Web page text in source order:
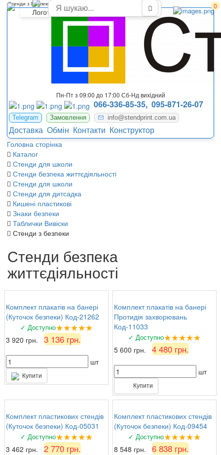
0
Пн-Пт з 09:00 до 17:00 Сб-Нд вихідний
066-336-85-35, 095-871-26-07
Telegram Замовлення info@stendprint.com.ua
Доставка Обмін Контакти Конструктор
Головна сторінка
Каталог
Стенди для школи
Стенди безпека життєдіяльності
Стенди для школи
Стенди для дитсадка
Кишені пластикові
Знаки безпеки
Таблички Вивіски
Стенди з безпеки
Стенди з Безпеки Життєдіяльності
Стенди безпека
життєдіяльності
Комплект плакатів на банері
(Куточок безпеки) Код-21262
✓ Доступно★★★★★
3 920 грн. 3 136 грн.
шт
Купити
Комплект плакатів на банері
Протидія захворювань
Код-11033
✓ Доступно★★★★★
5 600 грн. 4 480 грн.
шт
Купити
Комплект пластикових стендів
(Куточок безпеки) Код-05031
✓ Доступно★★★★★
3 462 грн. 2 770 грн.
Комплект пластикових стендів
(Куточок безпеки) Код-09454
✓ Доступно★★★★★
8 548 грн. 6 838 грн.